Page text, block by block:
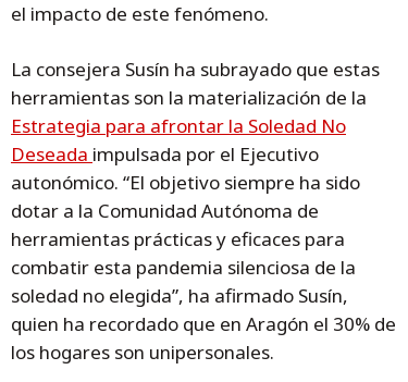
el impacto de este fenómeno.
La consejera Susín ha subrayado que estas
herramientas son la materialización de la
Estrategia para afrontar la Soledad No
Deseada impulsada por el Ejecutivo
autonómico. “El objetivo siempre ha sido
dotar a la Comunidad Autónoma de
herramientas prácticas y eficaces para
combatir esta pandemia silenciosa de la
soledad no elegida”, ha afirmado Susín,
quien ha recordado que en Aragón el 30% de
los hogares son unipersonales.